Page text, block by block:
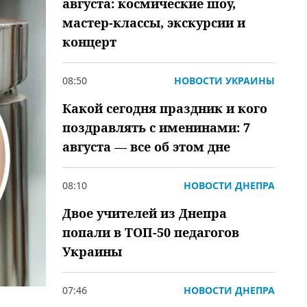
августа: космические шоу,
мастер-классы, экскурсии и
концерт
08:50 НОВОСТИ УКРАИНЫ
Какой сегодня праздник и кого
поздравлять с именинами: 7
августа — все об этом дне
08:10 НОВОСТИ ДНЕПРА
Двое учителей из Днепра
попали в ТОП-50 педагогов
Украины
07:46 НОВОСТИ ДНЕПРА